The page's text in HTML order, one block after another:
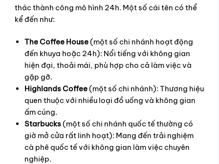
thác thành công mô hình 24h. Một số cái tên có thể
kể đến như:
The Coffee House(một số chi nhánh hoạt động
đến khuya hoặc 24h): Nổi tiếng với không gian
hiện đại, thoải mái, phù hợp cho cả làm việc và
gặp gỡ.
Highlands Coffee(một số chi nhánh): Thương hiệu
quen thuộc với nhiều loại đồ uống và không gian
ấm cúng.
Starbucks(một số chi nhánh quốc tế thường có
giờ mở cửa rất linh hoạt): Mang đến trải nghiệm
cà phê quốc tế với không gian làm việc chuyên
nghiệp.